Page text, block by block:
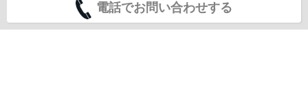
電話でお問い合わせする